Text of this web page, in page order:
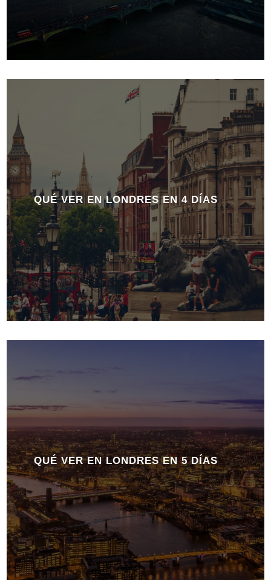
QUÉ VER EN LONDRES EN 4 DÍAS
QUÉ VER EN LONDRES EN 5 DÍAS